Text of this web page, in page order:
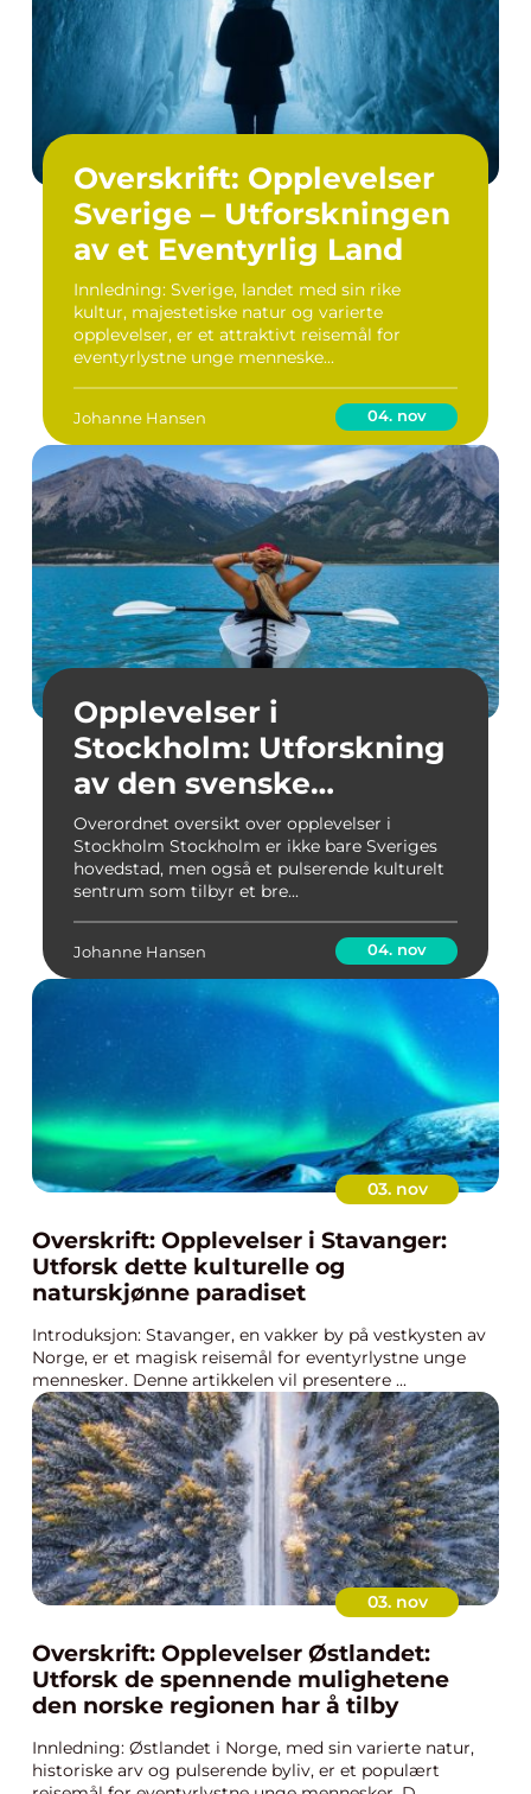
Overskrift: Opplevelser
Sverige – Utforskningen
av et Eventyrlig Land
Innledning: Sverige, landet med sin rike
kultur, majestetiske natur og varierte
opplevelser, er et attraktivt reisemål for
eventyrlystne unge menneske...
Johanne Hansen 04. nov
Opplevelser i
Stockholm: Utforskning
av den svenske
hovedstaden
Overordnet oversikt over opplevelser i
Stockholm Stockholm er ikke bare Sveriges
hovedstad, men også et pulserende kulturelt
sentrum som tilbyr et bre...
Johanne Hansen 04. nov
03. nov
Overskrift: Opplevelser i Stavanger:
Utforsk dette kulturelle og
naturskjønne paradiset
Introduksjon: Stavanger, en vakker by på vestkysten av
Norge, er et magisk reisemål for eventyrlystne unge
mennesker. Denne artikkelen vil presentere ...
03. nov
Overskrift: Opplevelser Østlandet:
Utforsk de spennende mulighetene
den norske regionen har å tilby
Innledning: Østlandet i Norge, med sin varierte natur,
historiske arv og pulserende byliv, er et populært